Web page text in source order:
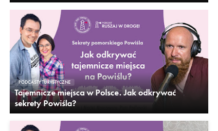
PODCASTY TURYSTYCZNE
Tajemnicze miejsca w Polsce. Jak odkrywać
sekrety Powiśla?